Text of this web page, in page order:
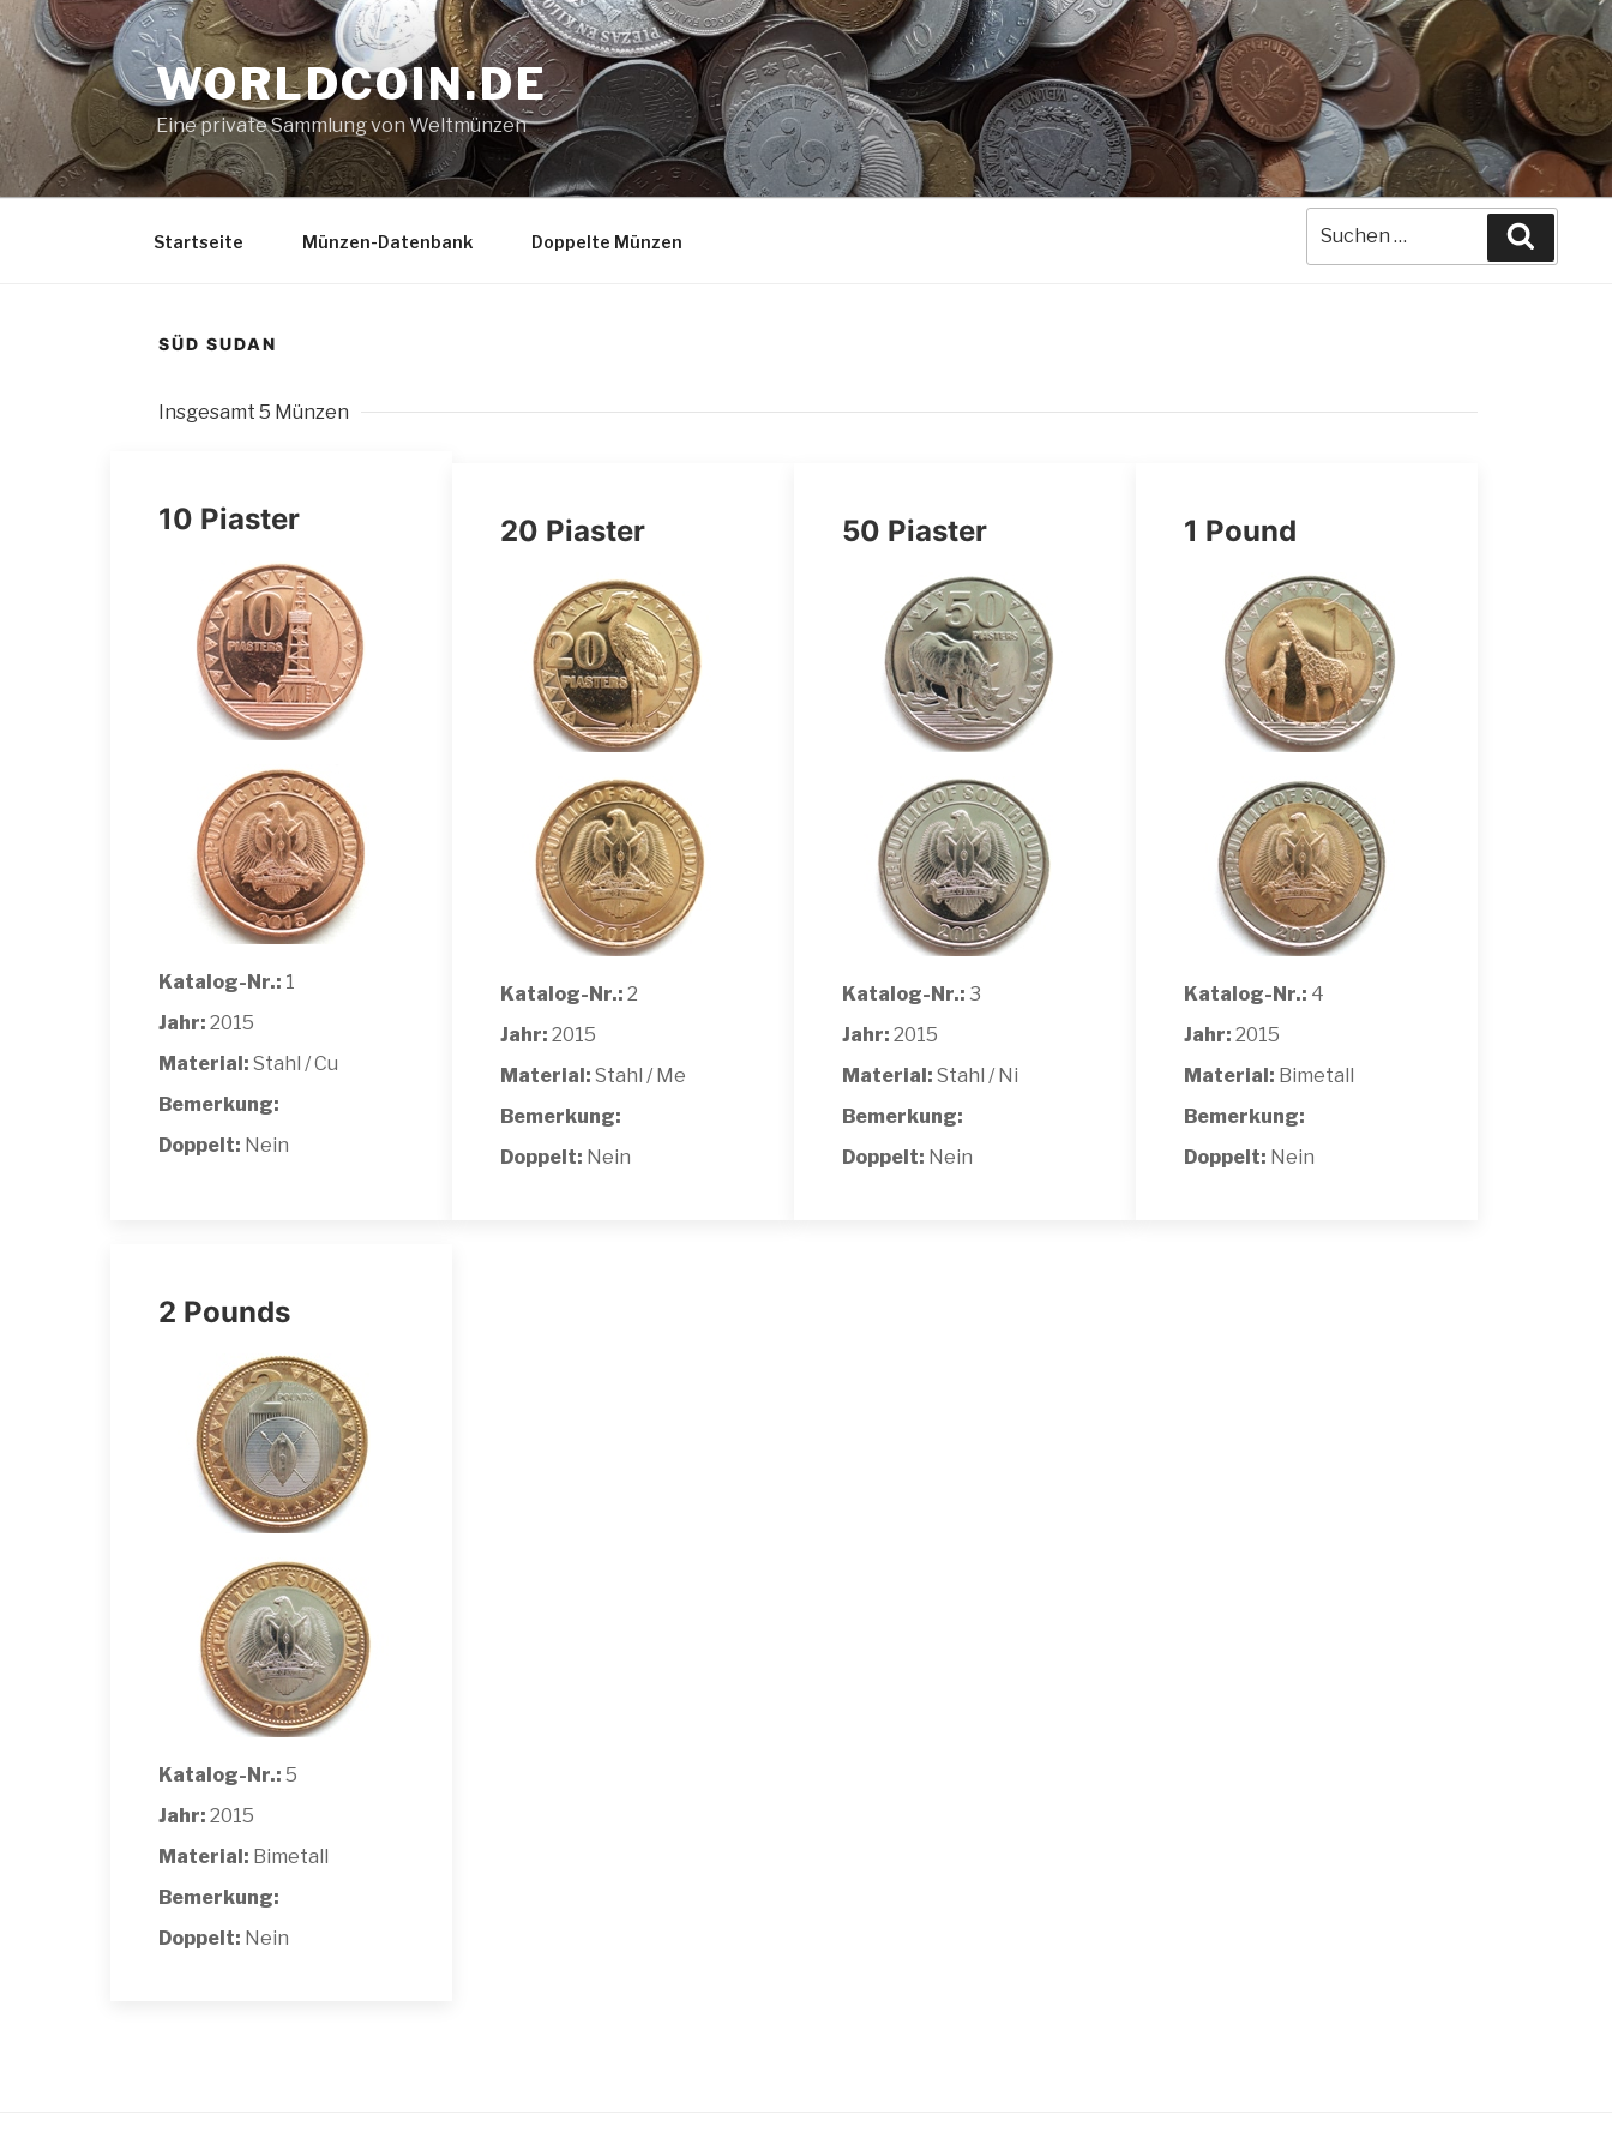
Zum
Inhalt
springen
WORLDCOIN.DE
Eine private Sammlung von Weltmünzen
Startseite Münzen-Datenbank Doppelte Münzen
Suche
nach:
SÜD SUDAN
Insgesamt 5 Münzen
10 Piaster
Katalog-Nr.: 1
Jahr: 2015
Material: Stahl / Cu
Bemerkung:
Doppelt: Nein
20 Piaster
Katalog-Nr.: 2
Jahr: 2015
Material: Stahl / Me
Bemerkung:
Doppelt: Nein
50 Piaster
Katalog-Nr.: 3
Jahr: 2015
Material: Stahl / Ni
Bemerkung:
Doppelt: Nein
1 Pound
Katalog-Nr.: 4
Jahr: 2015
Material: Bimetall
Bemerkung:
Doppelt: Nein
2 Pounds
Katalog-Nr.: 5
Jahr: 2015
Material: Bimetall
Bemerkung:
Doppelt: Nein